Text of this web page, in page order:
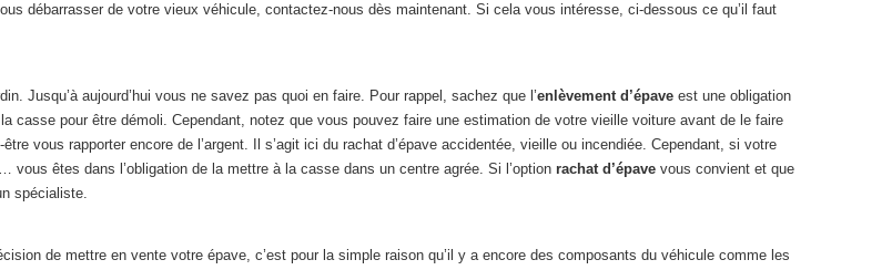
débarrasser de votre vieux véhicule, contactez-nous dès maintenant. Si cela vous intéresse, ci-dessous ce qu’il faut
Jusqu’à aujourd’hui vous ne savez pas quoi en faire. Pour rappel, sachez que l’enlèvement d’épave est une obligation
casse pour être démoli. Cependant, notez que vous pouvez faire une estimation de votre vieille voiture avant de le faire
vous rapporter encore de l’argent. Il s’agit ici du rachat d’épave accidentée, vieille ou incendiée. Cependant, si votre
vous êtes dans l’obligation de la mettre à la casse dans un centre agrée. Si l’option rachat d’épave vous convient et que
spécialiste.
de mettre en vente votre épave, c’est pour la simple raison qu’il y a encore des composants du véhicule comme les